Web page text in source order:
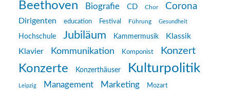
Beethoven Biografie CD Chor Corona
Dirigenten education Festival Führung Gesundheit
Hochschule Jubiläum Kammermusik
Klassik
Klavier
Kommunikation Komponist Konzert
Konzerte Konzerthäuser Kulturpolitik
Leipzig Management Marketing Mozart